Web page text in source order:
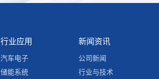
行业应用
汽车电子
储能系统
新闻资讯
公司新闻
行业与技术